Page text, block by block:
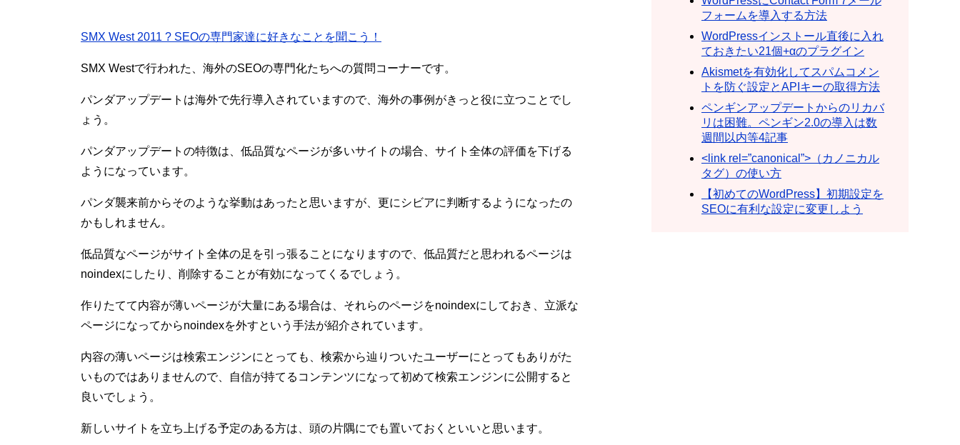
SMX West 2011 ? SEOの専門家達に好きなことを聞こう！
SMX Westで行われた、海外のSEOの専門化たちへの質問コーナーです。
パンダアップデートは海外で先行導入されていますので、海外の事例がきっと役に立つことでし
ょう。
パンダアップデートの特徴は、低品質なページが多いサイトの場合、サイト全体の評価を下げる
ようになっています。
パンダ襲来前からそのような挙動はあったと思いますが、更にシビアに判断するようになったの
かもしれません。
低品質なページがサイト全体の足を引っ張ることになりますので、低品質だと思われるページは
noindexにしたり、削除することが有効になってくるでしょう。
作りたてて内容が薄いページが大量にある場合は、それらのページをnoindexにしておき、立派な
ページになってからnoindexを外すという手法が紹介されています。
内容の薄いページは検索エンジンにとっても、検索から辿りついたユーザーにとってもありがた
いものではありませんので、自信が持てるコンテンツになって初めて検索エンジンに公開すると
良いでしょう。
新しいサイトを立ち上げる予定のある方は、頭の片隅にでも置いておくといいと思います。
フォームを導入する方法
WordPressインストール直後に入れ
ておきたい21個+αのプラグイン
Akismetを有効化してスパムコメン
トを防ぐ設定とAPIキーの取得方法
ペンギンアップデートからのリカバ
リは困難。ペンギン2.0の導入は数
週間以内等4記事
<link rel=”canonical”>（カノニカル
タグ）の使い方
【初めてのWordPress】初期設定を
SEOに有利な設定に変更しよう